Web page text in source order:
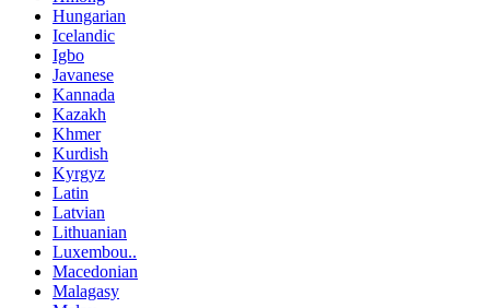
Hungarian
Icelandic
Igbo
Javanese
Kannada
Kazakh
Khmer
Kurdish
Kyrgyz
Latin
Latvian
Lithuanian
Luxembou..
Macedonian
Malagasy